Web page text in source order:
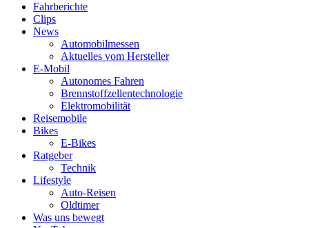
Fahrberichte
Clips
News
Automobilmessen
Aktuelles vom Hersteller
E-Mobil
Autonomes Fahren
Brennstoffzellentechnologie
Elektromobilität
Reisemobile
Bikes
E-Bikes
Ratgeber
Technik
Lifestyle
Auto-Reisen
Oldtimer
Was uns bewegt